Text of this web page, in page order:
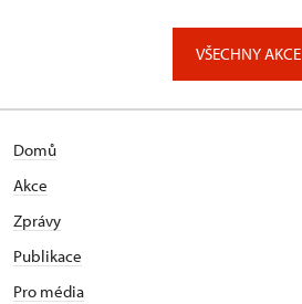
VŠECHNY AKCE
Domů
Akce
Zprávy
Publikace
Pro média